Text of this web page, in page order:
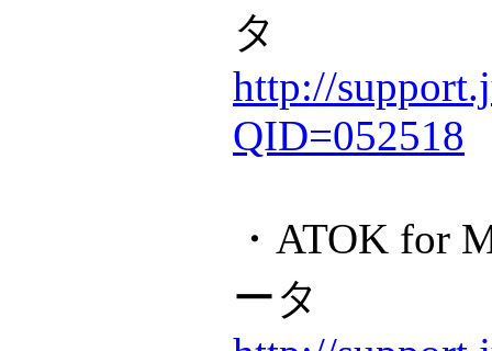
タ
http://
QID=052518
・ATOK for
ータ